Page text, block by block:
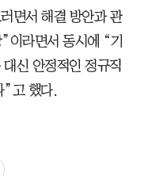
면서 해결 방안과 관
이라면서 동시에 “기
신 안정적인 정규직
고 했다.